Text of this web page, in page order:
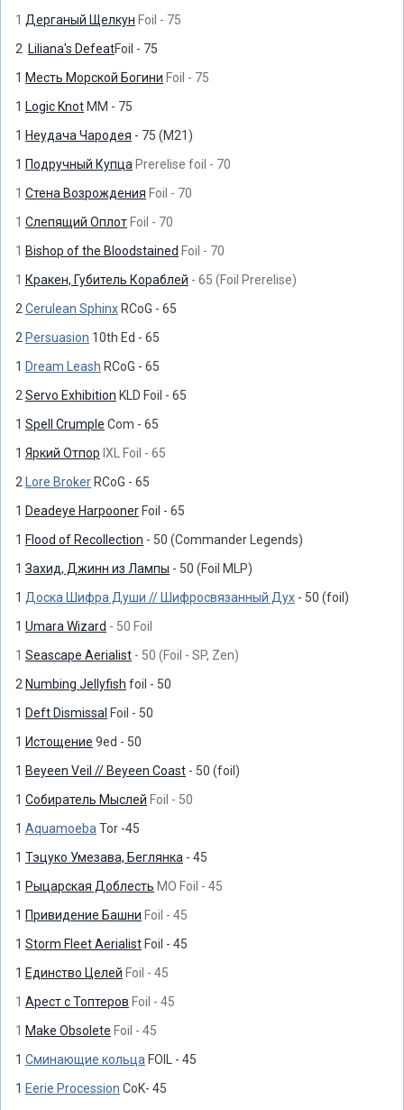
1 Дерганый Щелкун Foil - 75
2 Liliana's DefeatFoil - 75
1 Месть Морской Богини Foil - 75
1 Logic Knot MM - 75
1 Неудача Чародея - 75 (M21)
1 Подручный Купца Prerelise foil - 70
1 Стена Возрождения Foil - 70
1 Слепящий Оплот Foil - 70
1 Bishop of the Bloodstained Foil - 70
1 Кракен, Губитель Кораблей - 65 (Foil Prerelise)
2Cerulean Sphinx RCoG - 65
2 Persuasion 10th Ed - 65
1 Dream Leash RCoG - 65
2Servo Exhibition KLD Foil - 65
1 Spell Crumple Com - 65
1 Яркий Отпор IXL Foil - 65
2 Lore Broker RCoG - 65
1 Deadeye Harpooner Foil - 65
1 Flood of Recollection - 50 (Commander Legends)
1 Захид, Джинн из Лампы - 50 (Foil MLP)
1 Доска Шифра Души // Шифросвязанный Дух - 50 (foil)
1 Umara Wizard - 50 Foil
1 Seascape Aerialist - 50 (Foil - SP, Zen)
2 Numbing Jellyfish foil - 50
1 Deft Dismissal Foil - 50
1 Истощение 9ed - 50
1 Beyeen Veil // Beyeen Coast - 50 (foil)
1 Собиратель Мыслей Foil - 50
1 AquamoebaTor -45
1 Тэцуко Умезава, Беглянка - 45
1 Рыцарская Доблесть MO Foil - 45
1 Привидение Башни Foil - 45
1 Storm Fleet Aerialist Foil - 45
1 Единство Целей Foil - 45
1 Арест с Топтеров Foil - 45
1 Make Obsolete Foil - 45
1 Сминающие кольца FOIL - 45
1 Eerie Procession CoK- 45